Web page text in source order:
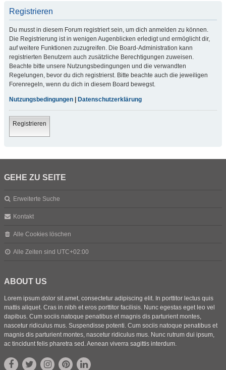
Registrieren
Du musst in diesem Forum registriert sein, um dich anmelden zu können.
Die Registrierung ist in wenigen Augenblicken erledigt und ermöglicht dir,
auf weitere Funktionen zuzugreifen. Die Board-Administration kann
registrierten Benutzern auch zusätzliche Berechtigungen zuweisen.
Beachte bitte unsere Nutzungsbedingungen und die verwandten
Regelungen, bevor du dich registrierst. Bitte beachte auch die jeweiligen
Forenregeln, wenn du dich in diesem Board bewegst.
Nutzungsbedingungen Datenschutzerklärung
Registrieren
GEHE ZU SEITE
Erweiterte Suche
Kontakt
Alle Cookies löschen
Alle Zeiten sind UTC+02:00
ABOUT US
Lorem ipsum dolor sit amet, consectetur adipiscing elit. In porttitor lectus quis
mattis aliquet. Cras in nibh et eros porttitor facilisis. Nunc egestas eget leo vel
dapibus. Cum sociis natoque penatibus et magnis dis parturient montes,
nascetur ridiculus mus. Suspendisse potenti. Cum sociis natoque penatibus et
magnis dis parturient montes, nascetur ridiculus mus. Nunc rutrum dui ipsum,
ac tincidunt felis pharetra sed. Aenean viverra sagittis interdum.